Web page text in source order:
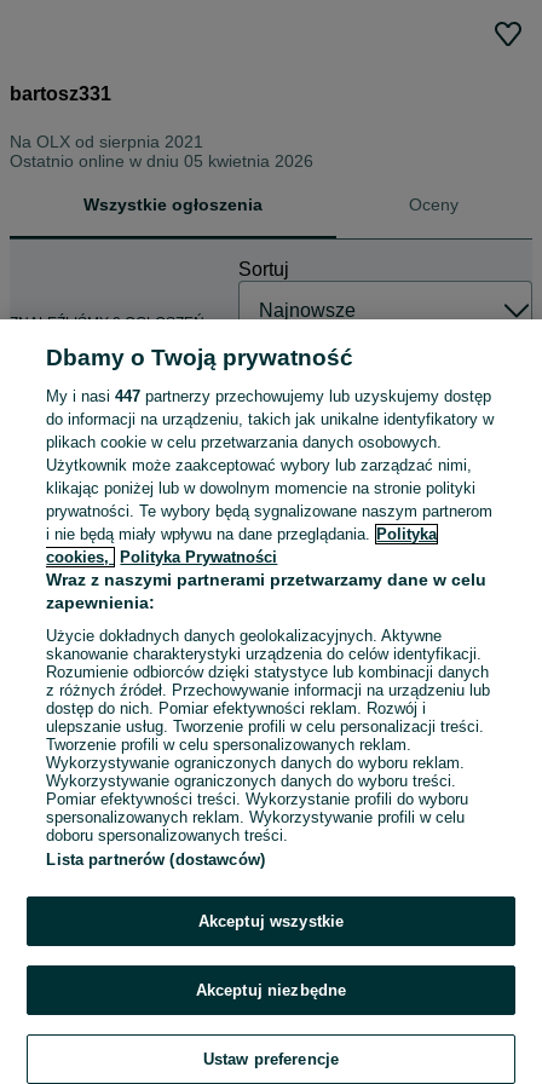
bartosz331
Na OLX od sierpnia 2021
Ostatnio online w dniu 05 kwietnia 2026
Wszystkie ogłoszenia Oceny
ZNALEŹLIŚMY 0 OGŁOSZEŃ
Sortuj
Dbamy o Twoją prywatność
My i nasi447 partnerzy przechowujemy lub uzyskujemy dostęp
do informacji na urządzeniu, takich jak unikalne identyfikatory w
plikach cookie w celu przetwarzania danych osobowych.
Użytkownik może zaakceptować wybory lub zarządzać nimi,
klikając poniżej lub w dowolnym momencie na stronie polityki
prywatności. Te wybory będą sygnalizowane naszym partnerom
i nie będą miały wpływu na dane przeglądania. Polityka
cookies,
Polityka Prywatności
Wraz z naszymi partnerami przetwarzamy dane w celu
zapewnienia:
Użycie dokładnych danych geolokalizacyjnych. Aktywne
skanowanie charakterystyki urządzenia do celów identyfikacji.
Rozumienie odbiorców dzięki statystyce lub kombinacji danych
z różnych źródeł. Przechowywanie informacji na urządzeniu lub
dostęp do nich. Pomiar efektywności reklam. Rozwój i
ulepszanie usług. Tworzenie profili w celu personalizacji treści.
Tworzenie profili w celu spersonalizowanych reklam.
Wykorzystywanie ograniczonych danych do wyboru reklam.
Wykorzystywanie ograniczonych danych do wyboru treści.
Pomiar efektywności treści. Wykorzystanie profili do wyboru
spersonalizowanych reklam. Wykorzystywanie profili w celu
doboru spersonalizowanych treści.
Lista partnerów (dostawców)
Akceptuj wszystkie
Akceptuj niezbędne
Ustaw preferencje